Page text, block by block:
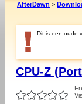
AfterDawn >
Dit is een oude
CPU-Z